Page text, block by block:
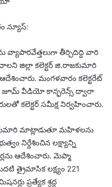
న్యూస్:
వ్యాపారవేత్తలుగా తీర్చిదిద్ది వారి
జిల్లా కలెక్టర్ జి.రాజకుమారి
మంగళవారం కలెక్టరేట్
జూమ్ వీడియో కాన్ఫరెన్స్ ద్వారా
కలెక్టర్ సమీక్ష నిర్వహించారు.
మాట్లాడుతూ మహిళలను
నిర్దేశించిన లక్ష్యాన్ని
ఆదేశించారు. మెప్మా
త్రైమాసిక లక్ష్యం 221
ప్రత్యేక శ్రద్ధ